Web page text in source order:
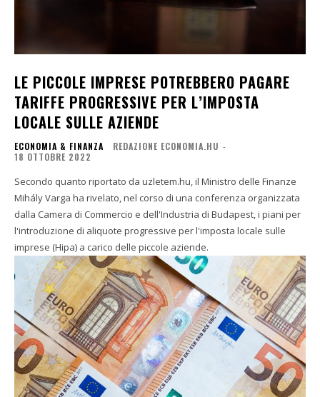
LE PICCOLE IMPRESE POTREBBERO PAGARE
TARIFFE PROGRESSIVE PER L’IMPOSTA
LOCALE SULLE AZIENDE
ECONOMIA & FINANZA REDAZIONE ECONOMIA.HU -
18 OTTOBRE 2022
Secondo quanto riportato da uzletem.hu, il Ministro delle Finanze
Mihály Varga ha rivelato, nel corso di una conferenza organizzata
dalla Camera di Commercio e dell'Industria di Budapest, i piani per
l'introduzione di aliquote progressive per l'imposta locale sulle
imprese (Hipa) a carico delle piccole aziende.